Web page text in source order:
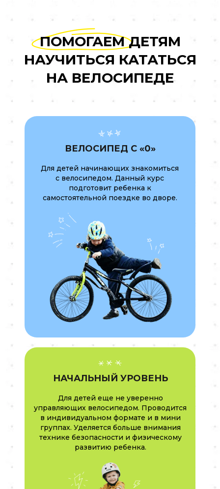
ПОМОГАЕМ ДЕТЯМ
НАУЧИТЬСЯ КАТАТЬСЯ
НА ВЕЛОСИПЕДЕ
ВЕЛОСИПЕД С «0»
НАЧАЛЬНЫЙ УРОВЕНЬ
Для детей начинающих знакомиться
с велосипедом. Данный курс
подготовит ребенка к
самостоятельной поездке во дворе.
Для детей еще не уверенно
управляющих велосипедом. Проводится
в индивидуальном формате и в мини
группах. Уделяется больше внимания
технике безопасности и физическому
развитию ребенка.